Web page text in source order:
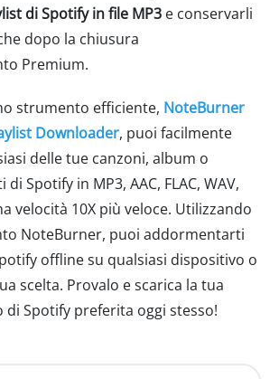
di Spotify in file MP3 e conservarli
dopo la chiusura
Premium.
strumento efficiente, NoteBurner
Downloader, puoi facilmente
delle tue canzoni, album o
Spotify in MP3, AAC, FLAC, WAV,
velocità 10X più veloce. Utilizzando
NoteBurner, puoi addormentarti
offline su qualsiasi dispositivo o
scelta. Provalo e scarica la tua
di Spotify preferita oggi stesso!